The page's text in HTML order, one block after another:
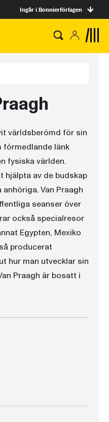
Ingår i Bonnierförlagen
världsberömd för sin
förmedlande länk
fysiska världen.
hjälpta av de budskap
Van Praagh
seanser över
också specialresor
Egypten, Mexiko
producerat
hur man utvecklar sin
Praagh är bosatt i